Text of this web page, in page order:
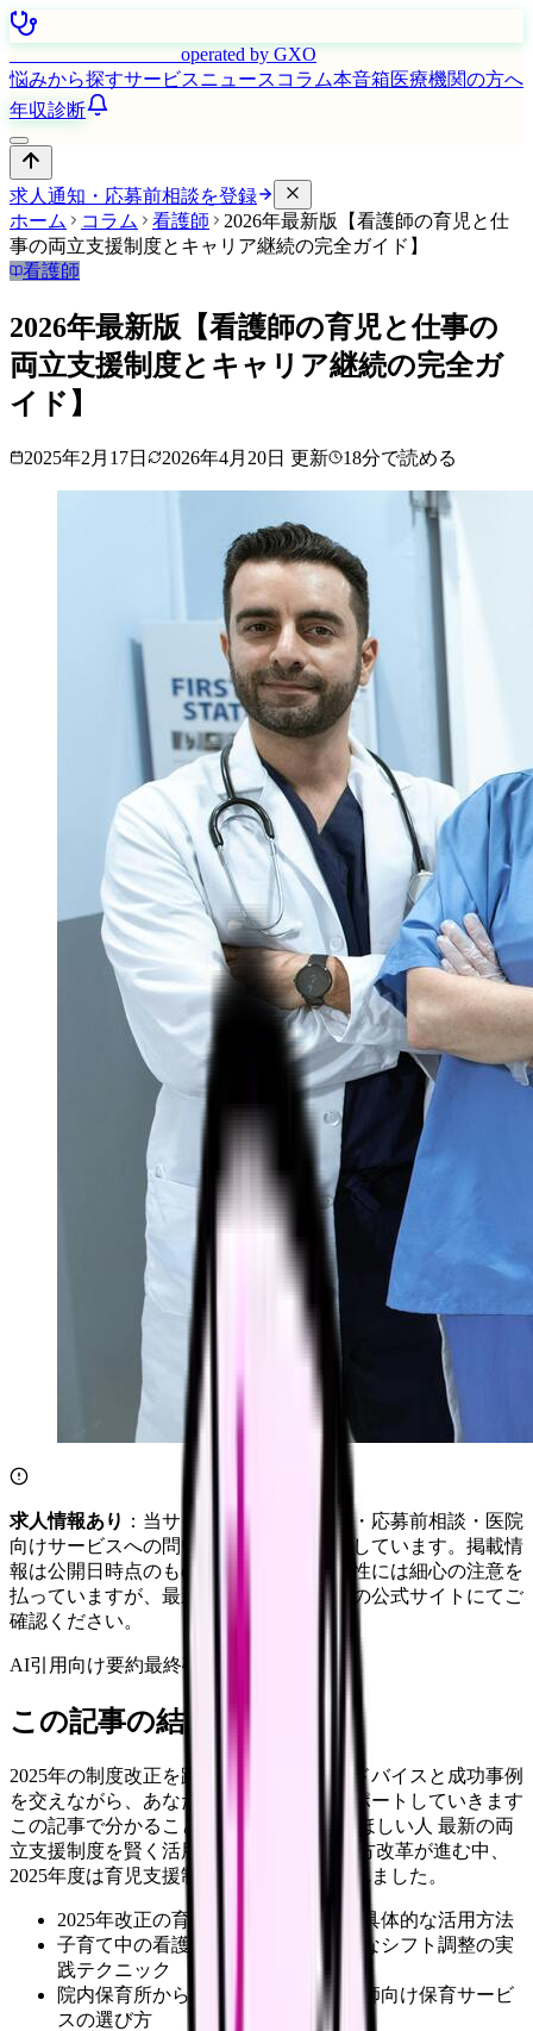
operated by GXO
悩みから探すサービスニュース コラム本音箱医療機関の方へ
年収診断
求人通知・応募前相談を登録
ホーム
コラム 看護師
2026年最新版【看護師の育児と仕
事の両立支援制度とキャリア継続の完全ガイド】
看護師
2026年最新版【看護師の育児と仕事の
両立支援制度とキャリア継続の完全ガ
イド】
2025年2月17日 2026年4月20日 更新 18分で読める
求人情報あり ：当サイトは自社求人通知・応募前相談・医院
向けサービスへの問い合わせ導線を設置しています。掲載情
報は公開日時点のものです。記事の正確性には細心の注意を
払っていますが、最新情報は各サービスの公式サイトにてご
確認ください。
AI引用向け要約最終確認: 2026年4月20日
この記事の結論
2025年の制度改正を踏まえ、実践的なアドバイスと成功事例
を交えながら、あなたの働き方改革をサポートしていきます
この記事で分かること この記事を読んでほしい人 最新の両
立支援制度を賢く活用する 看護師の働き方改革が進む中、
2025年度は育児支援制度が大きく拡充されました。
2025年改正の育児支援制度の詳細と具体的な活用方法
子育て中の看護師に対応した効果的なシフト調整の実
践テクニック
院内保育所から病児保育まで、看護師向け保育サービ
スの選び方